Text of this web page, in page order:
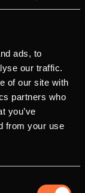
ads, to
our traffic.
of our site with
partners who
you’ve
from your use
sich mit